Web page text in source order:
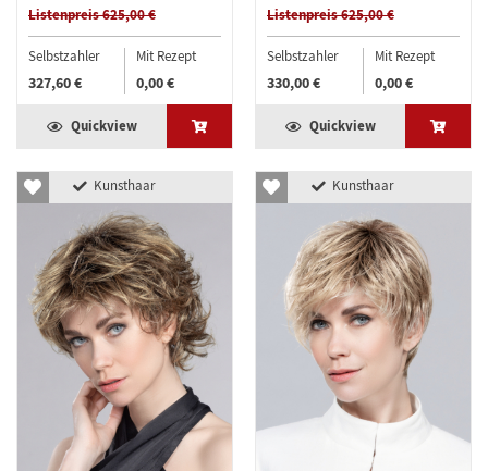
Listenpreis 625,00 €
Selbstzahler
327,60 €
Mit Rezept
0,00 €
Quickview
Listenpreis 625,00 €
Selbstzahler
330,00 €
Mit Rezept
0,00 €
Quickview
Kunsthaar Kunsthaar